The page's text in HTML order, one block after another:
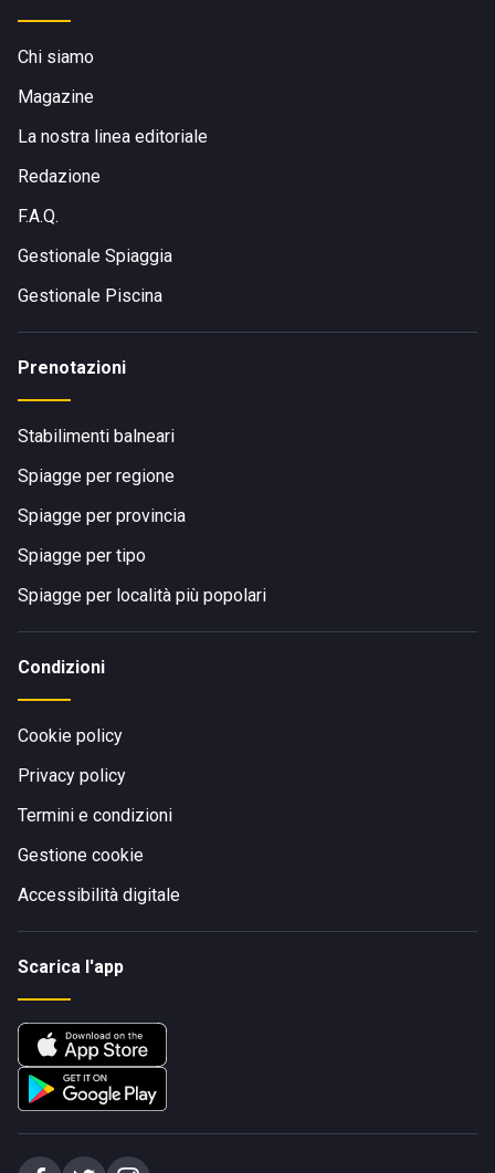
Chi siamo
Magazine
La nostra linea editoriale
Redazione
F.A.Q.
Gestionale Spiaggia
Gestionale Piscina
Prenotazioni
Stabilimenti balneari
Spiagge per regione
Spiagge per provincia
Spiagge per tipo
Spiagge per località più popolari
Condizioni
Cookie policy
Privacy policy
Termini e condizioni
Gestione cookie
Accessibilità digitale
Scarica l'app